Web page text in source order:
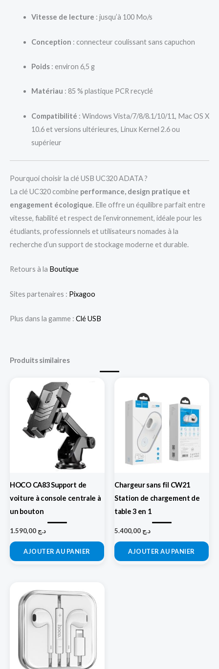
Vitesse de lecture : jusqu’à 100 Mo/s
Conception : connecteur coulissant sans capuchon
Poids: environ 6,5 g
Matériau : 85 % plastique PCR recyclé
Compatibilité : Windows Vista/7/8/8.1/10/11, Mac OS X
10.6 et versions ultérieures, Linux Kernel 2.6 ou
supérieur
Pourquoi choisir la clé USB UC320 ADATA ?
La clé UC320 combine performance, design pratique et
engagement écologique. Elle offre un équilibre parfait entre
vitesse, fiabilité et respect de l’environnement, idéale pour les
étudiants, professionnels et utilisateurs nomades à la
recherche d’un support de stockage moderne et durable.
Retours à la Boutique
Sites partenaires : Pixagoo
Plus dans la gamme : Clé USB
Produits similaires
HOCO CA83 Support de
voiture à console centrale à
un bouton
د.ج
AJOUTER AU PANIER
Chargeur sans fil CW21
Station de chargement de
table 3 en 1
د.ج
AJOUTER AU PANIER